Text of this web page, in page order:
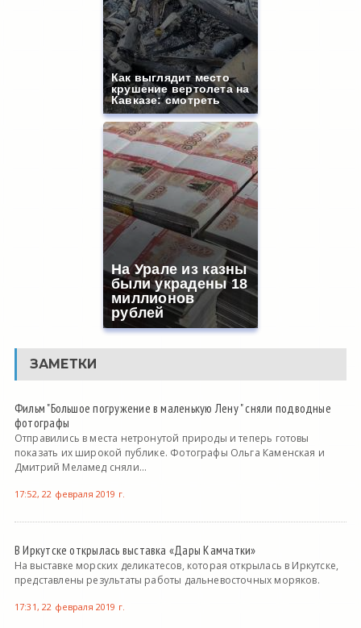
Как выглядит место
крушение вертолета на
Кавказе: смотреть
На Урале из казны
были украдены 18
миллионов
рублей
ЗАМЕТКИ
Фильм "Большое погружение в маленькую Лену " сняли подводные
фотографы
Отправились в места нетронутой природы и теперь готовы
показать их широкой публике. Фотографы Ольга Каменская и
Дмитрий Меламед сняли...
17:52, 22 февраля 2019 г.
В Иркутске открылась выставка «Дары Камчатки»
На выставке морских деликатесов, которая открылась в Иркутске,
представлены результаты работы дальневосточных моряков.
17:31, 22 февраля 2019 г.